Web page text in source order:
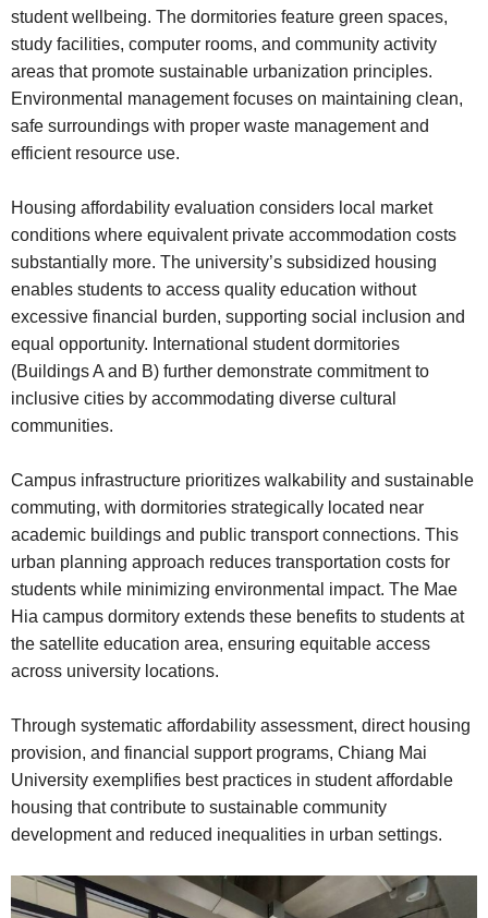
student wellbeing. The dormitories feature green spaces,
study facilities, computer rooms, and community activity
areas that promote sustainable urbanization principles.
Environmental management focuses on maintaining clean,
safe surroundings with proper waste management and
efficient resource use.
Housing affordability evaluation considers local market
conditions where equivalent private accommodation costs
substantially more. The university’s subsidized housing
enables students to access quality education without
excessive financial burden, supporting social inclusion and
equal opportunity. International student dormitories
(Buildings A and B) further demonstrate commitment to
inclusive cities by accommodating diverse cultural
communities.
Campus infrastructure prioritizes walkability and sustainable
commuting, with dormitories strategically located near
academic buildings and public transport connections. This
urban planning approach reduces transportation costs for
students while minimizing environmental impact. The Mae
Hia campus dormitory extends these benefits to students at
the satellite education area, ensuring equitable access
across university locations.
Through systematic affordability assessment, direct housing
provision, and financial support programs, Chiang Mai
University exemplifies best practices in student affordable
housing that contribute to sustainable community
development and reduced inequalities in urban settings.